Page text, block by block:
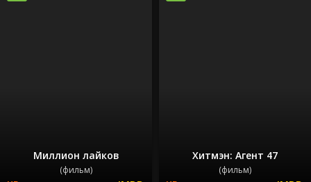
Миллион лайков
(фильм)
Хитмэн: Агент 47
(фильм)